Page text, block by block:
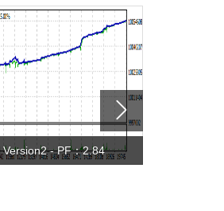
- PF：2.84